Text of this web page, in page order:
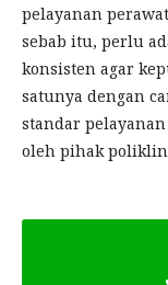
pelayanan
sebab itu, perlu
konsisten agar
satunya dengan
standar
oleh pihak